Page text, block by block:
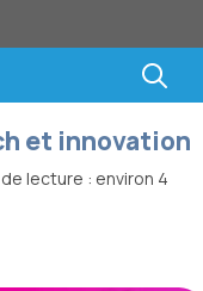
et innovation
lecture : environ 4